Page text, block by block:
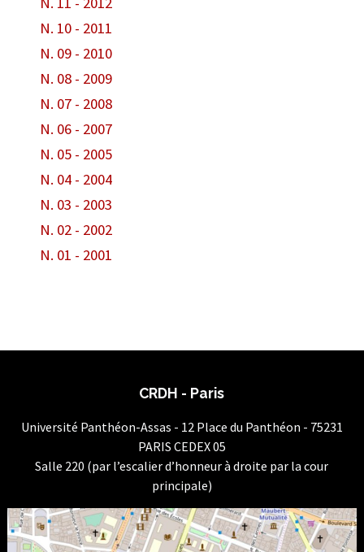
N. 10 - 2011
N. 09 - 2010
N. 08 - 2009
N. 07 - 2008
N. 06 - 2007
N. 05 - 2005
N. 04 - 2004
N. 03 - 2003
N. 02 - 2002
N. 01 - 2001
CRDH - Paris
Université Panthéon-Assas - 12 Place du Panthéon - 75231
PARIS CEDEX 05
Salle 220 (par l’escalier d’honneur à droite par la cour
principale)